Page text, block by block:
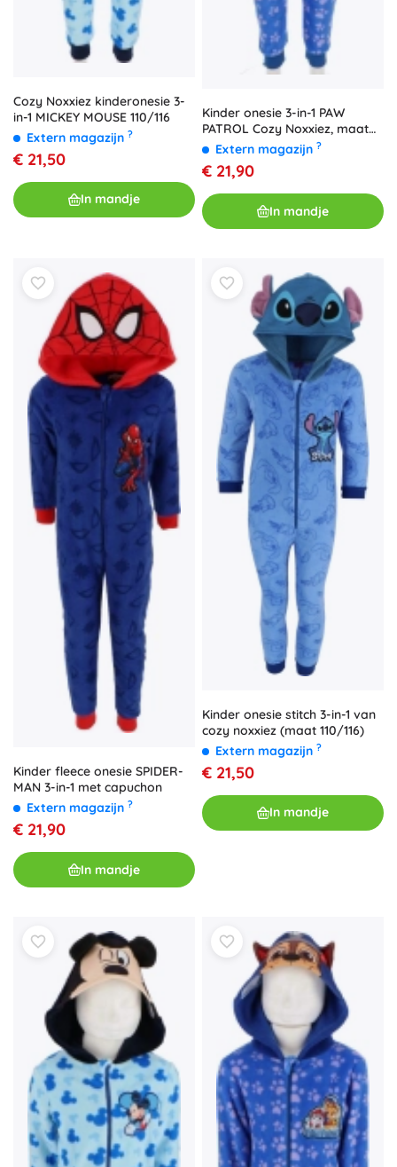
Cozy Noxxiez kinderonesie 3-
in-1 MICKEY MOUSE 110/116
Extern magazijn ?
€ 21,50
In mandje
Kinder onesie 3-in-1 PAW
PATROL Cozy Noxxiez, maat
110/116
Extern magazijn ?
€ 21,90
In mandje
Kinder fleece onesie SPIDER-
MAN 3-in-1 met capuchon
Extern magazijn ?
€ 21,90
In mandje
Kinder onesie stitch 3-in-1 van
cozy noxxiez (maat 110/116)
Extern magazijn ?
€ 21,50
In mandje